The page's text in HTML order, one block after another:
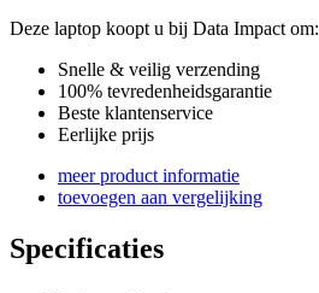
Deze laptop koopt u bij Data Impact om:
Snelle & veilig verzending
100% tevredenheidsgarantie
Beste klantenservice
Eerlijke prijs
meer product informatie
toevoegen aan vergelijking
Specificaties